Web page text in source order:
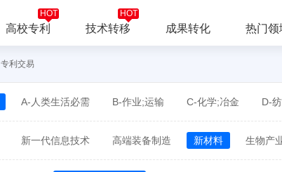
高校专利 技术转移 成果转化 热门领
专利交易
A-人类生活必需 B-作业;运输 C-化学;冶金 D-
新一代信息技术 高端装备制造 新材料 生物产